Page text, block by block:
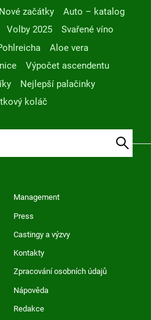
začátky
Auto – katalog
Volby 2025
Svařené víno
Aloe vera
Výpočet ascendentu
Nejlepší palačinky
koláč
Management
Press
Castingy a výzvy
Kontakty
Zpracování osobních údajů
Nápověda
Redakce